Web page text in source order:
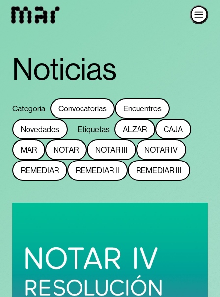
Noticias
Categoria Convocatorias Encuentros
Novedades Etiquetas ALZAR CAJA
MAR NOTAR NOTAR III NOTAR IV
REMEDIAR REMEDIAR II REMEDIAR III